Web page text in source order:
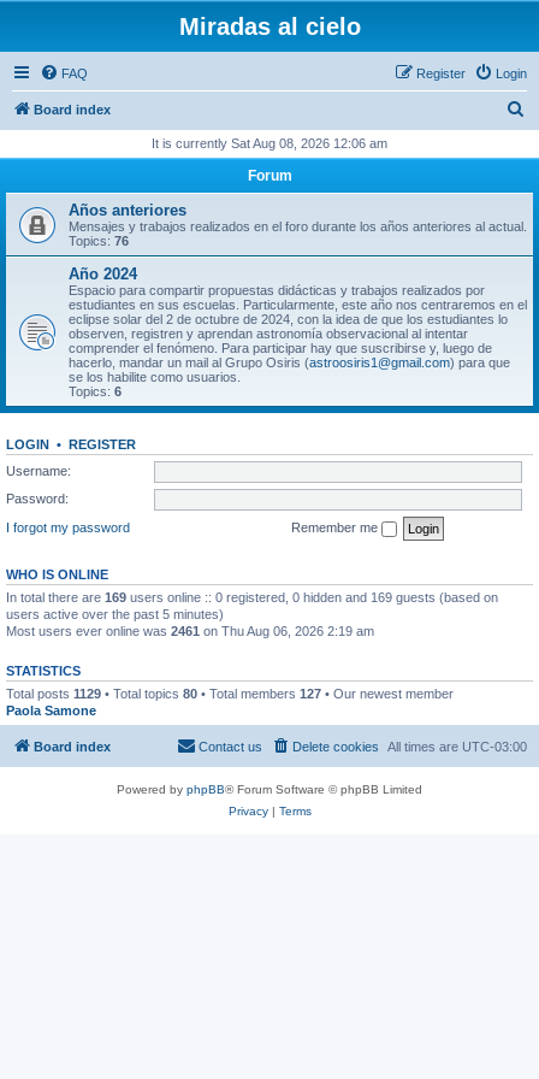
Miradas al cielo
FAQ Login
Register
Board index
r
h
It is currently Sat Aug 08, 2026 12:06 am
Forum
Años anteriores
Mensajes y trabajos realizados en el foro durante los años anteriores al actual.
Topics: 76
Año 2024
Espacio para compartir propuestas didácticas y trabajos realizados por
estudiantes en sus escuelas. Particularmente, este año nos centraremos en el
eclipse solar del 2 de octubre de 2024, con la idea de que los estudiantes lo
observen, registren y aprendan astronomía observacional al intentar
comprender el fenómeno. Para participar hay que suscribirse y, luego de
hacerlo, mandar un mail al Grupo Osiris (astroosiris1@gmail.com) para que
se los habilite como usuarios.
Topics: 6
LOGIN • REGISTER
Username:
Password:
I forgot my password
Remember me
WHO IS ONLINE
In total there are 169 users online :: 0 registered, 0 hidden and 169 guests (based on
users active over the past 5 minutes)
Most users ever online was 2461 on Thu Aug 06, 2026 2:19 am
STATISTICS
Total posts 1129 • Total topics 80 • Total members 127 • Our newest member
Paola Samone
Board index All times are UTC-03:00
Delete cookies
Contact us
Powered by phpBB® Forum Software © phpBB Limited
Privacy| Terms